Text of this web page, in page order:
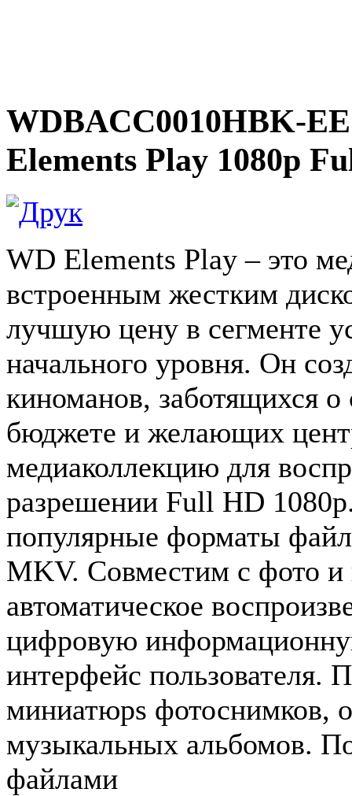
WDBACC0010HBK-
Elements Play 1080p
WD Elements Play – это
встроенным жестким
лучшую цену в сегменте
начального уровня. Он
киноманов, заботящихся о
бюджете и желающих
медиаколлекцию для
разрешении Full HD
популярные форматы
MKV. Совместим с фото и
автоматическое
цифровую
интерфейс
миниатюрs фотоснимков,
музыкальных альбомов.
файлами